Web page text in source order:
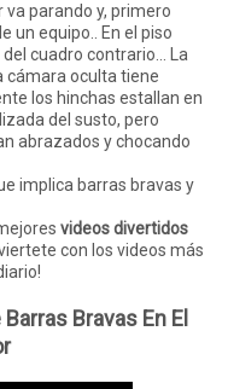
parando y, primero
un equipo.. En el piso
cuadro contrario... La
cámara oculta tiene
los hinchas estallan en
del susto, pero
abrazados y chocando
implica barras bravas y
videos divertidos
con los videos más
Bravas En El